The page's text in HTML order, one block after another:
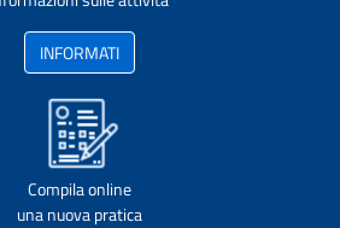
INFORMATI
Compila online
una nuova pratica